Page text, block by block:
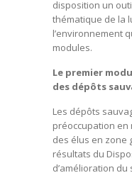
disposition un
thématique de la
l’environnement
modules.
Le premier
des dépôts
Les dépôts
préoccupation en
des élus en zone
résultats du
d’amélioration du